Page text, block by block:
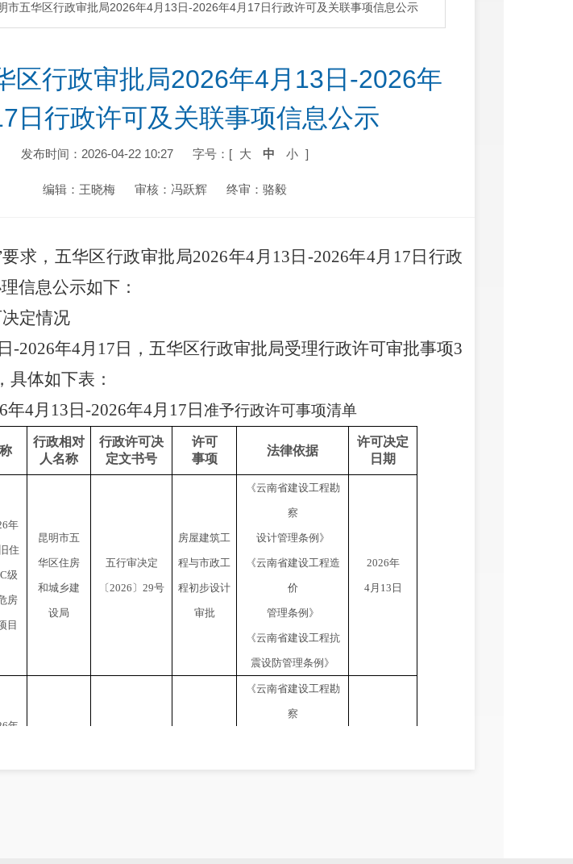
市五华区行政审批局2026年4月13日-2026年4月17日行政许可及关联事项信息公示
区行政审批局2026年4月13日-2026年
日行政许可及关联事项信息公示
发布时间：2026-04-22 10:27 字号：[ 大 中 小 ]
编辑：王晓梅 审核：冯跃辉 终审：骆毅
求 ，五华区行政审批局2026年4月 13 日 -2026年4月 17 日 行政
信息公示如下：
定情况
日 -2026年4月 17 日 ， 五华区行政审批局受理行政许可审批事项3
，具体如下表：
6年4月 13 日 -2026年4月 17 日 准予行政许可事项清单
行政相对
人名称
行政许可决
定文书号
许可
事项
法律依据
许可决定
日期
年
住
C级
房
目
昆明市五
华区住房
和城乡建
设局
五行审决定
〔2026 〕 29号
房屋建筑工
程与市政工
程初步设计
审批
《云南省建设工程勘
察
设计管理条例》
《云南省建设工程造
价
管理条例》
《云南省建设工程抗
震设防管理条例》
2026年
4月 13 日
年
《云南省建设工程勘
察